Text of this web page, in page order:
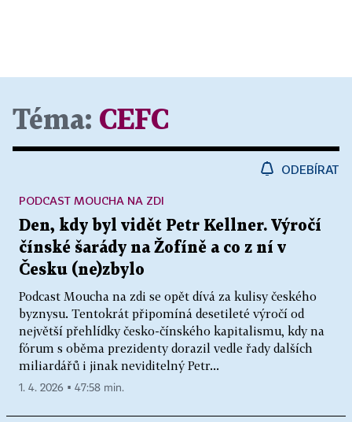
Téma: CEFC
ODEBÍRAT
Den, kdy byl vidět Petr Kellner. Výročí
čínské šarády na Žofíně a co z ní v
Česku (ne)zbylo
Podcast Moucha na zdi se opět dívá za kulisy českého
byznysu. Tentokrát připomíná desetileté výročí od
největší přehlídky česko-čínského kapitalismu, kdy na
fórum s oběma prezidenty dorazil vedle řady dalších
miliardářů i jinak neviditelný Petr...
PODCAST MOUCHA NA ZDI
1. 4. 2026 ▪ 47:58 min.